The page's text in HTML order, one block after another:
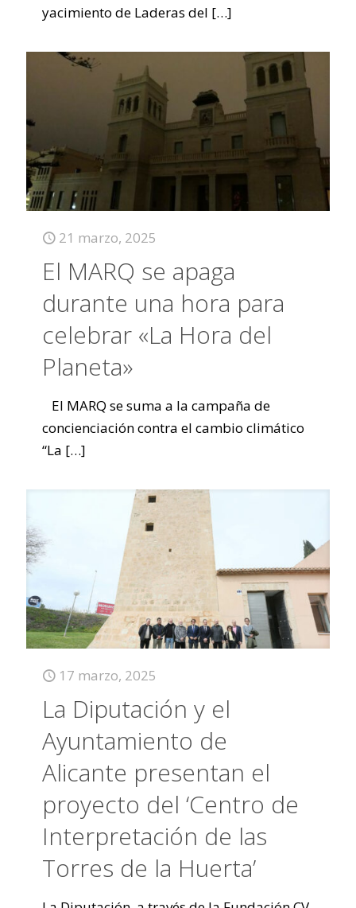
yacimiento de Laderas del […]
21 marzo, 2025
El MARQ se apaga
durante una hora para
celebrar «La Hora del
Planeta»
El MARQ se suma a la campaña de
concienciación contra el cambio climático
“La […]
17 marzo, 2025
La Diputación y el
Ayuntamiento de
Alicante presentan el
proyecto del ‘Centro de
Interpretación de las
Torres de la Huerta’